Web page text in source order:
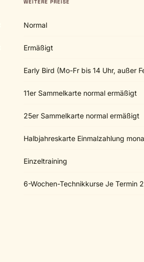
WEITERE PREISE
Normal
Ermäßigt
Early Bird (Mo-Fr bis 14 Uhr, außer
11er Sammelkarte normal ermäßigt
25er Sammelkarte normal ermäßigt
Halbjahreskarte Einmalzahlung
Einzeltraining
6-Wochen-Technikkurse Je Termin